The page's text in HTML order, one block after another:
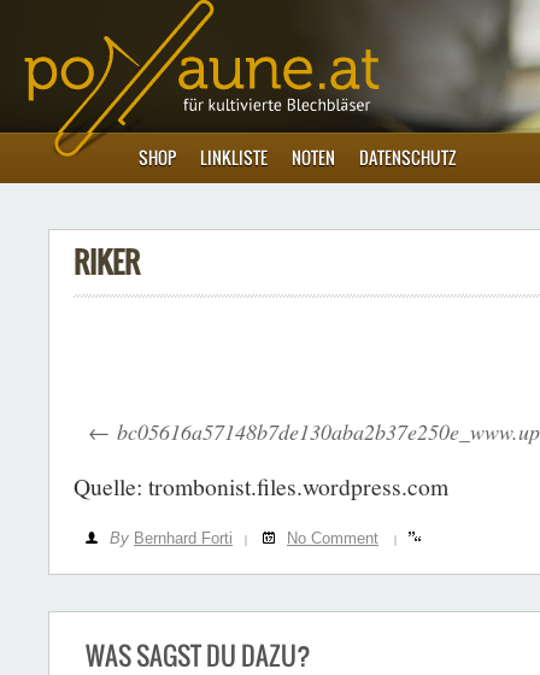
SHOP LINKLISTE NOTEN DATENSCHUTZ
RIKER
Quelle: trombonist.files.wordpress.com
By Bernhard Forti | No Comment |
WAS SAGST DU DAZU?